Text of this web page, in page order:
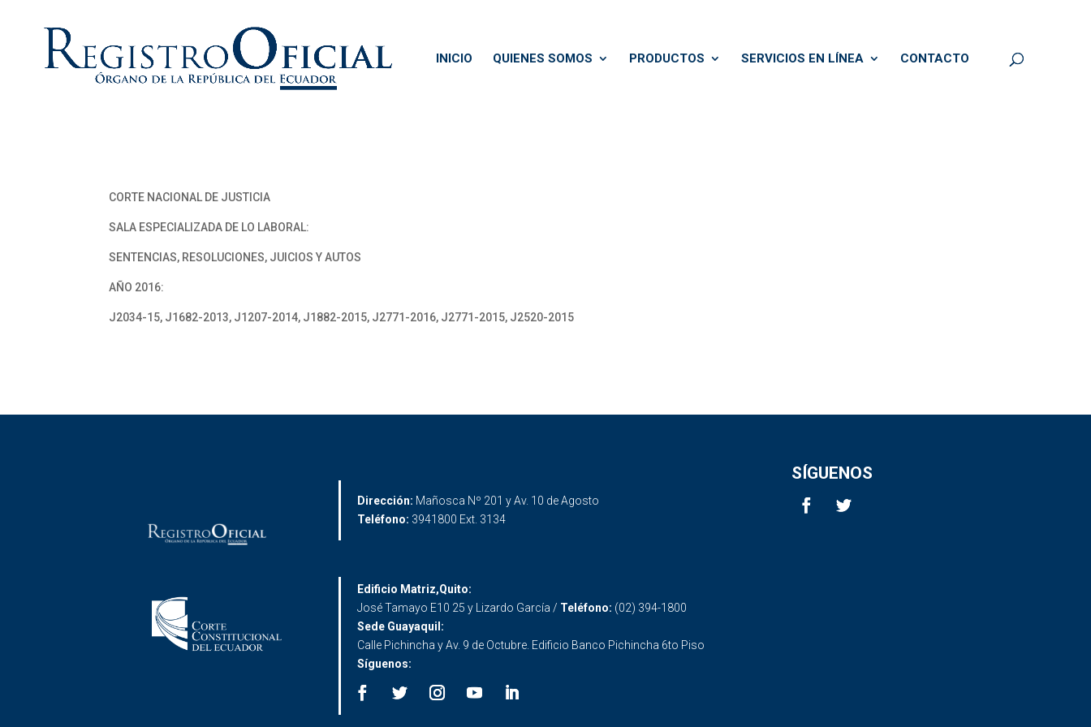
INICIO QUIENES SOMOS PRODUCTOS SERVICIOS EN LÍNEA CONTACTO
CORTE NACIONAL DE JUSTICIA
SALA ESPECIALIZADA DE LO LABORAL:
SENTENCIAS, RESOLUCIONES, JUICIOS Y AUTOS
AÑO 2016:
J2034-15, J1682-2013, J1207-2014, J1882-2015, J2771-2016, J2771-2015, J2520-2015
Dirección: Mañosca Nº 201 y Av. 10 de Agosto
Teléfono: 3941800 Ext. 3134
SÍGUENOS
Edificio Matriz,Quito:
José Tamayo E10 25 y Lizardo García / Teléfono: (02) 394-1800
Sede Guayaquil:
Calle Pichincha y Av. 9 de Octubre. Edificio Banco Pichincha 6to Piso
Síguenos: